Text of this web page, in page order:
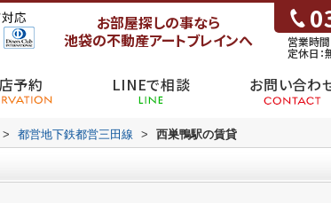
お部屋探しの事なら
池袋の不動産アートブレインへ
営業時間
定休日
予約 LINEで相談 お問い合わ
> 都営地下鉄都営三田線 > 西巣鴨駅の賃貸